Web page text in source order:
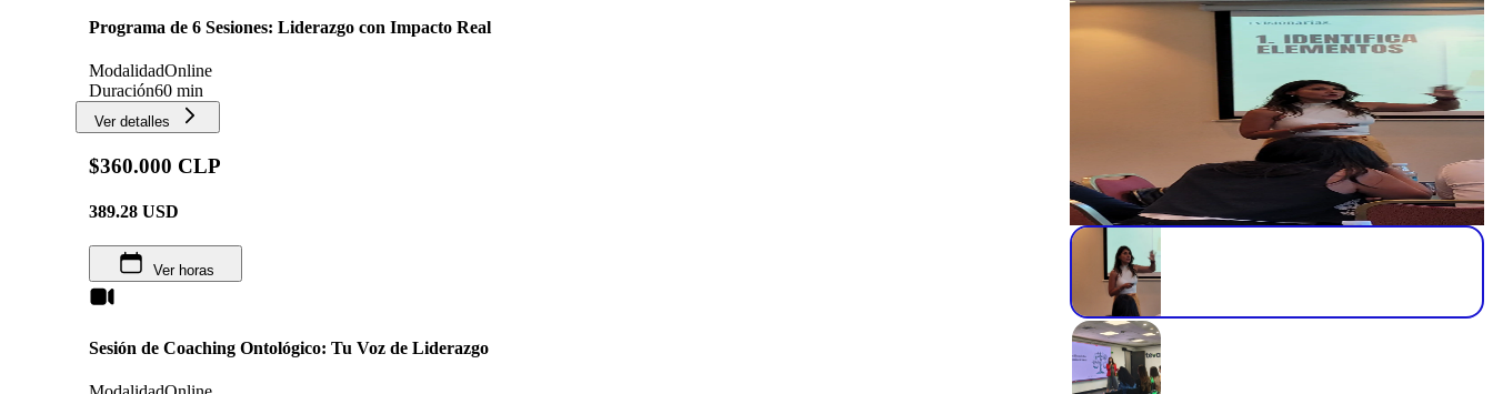
Programa de 6 Sesiones: Liderazgo con Impacto Real
ModalidadOnline
Duración60 min
Ver detalles
$360.000 CLP
389.28 USD
Ver horas
Sesión de Coaching Ontológico: Tu Voz de Liderazgo